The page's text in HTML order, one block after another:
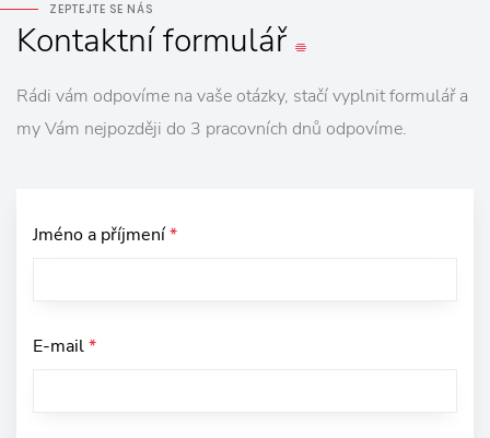
ZEPTEJTE SE NÁS
Kontaktníformulář
Rádi vám odpovíme na vaše otázky, stačí vyplnit formulář a
my Vám nejpozději do 3 pracovních dnů odpovíme.
Jméno a příjmení*
E-mail*